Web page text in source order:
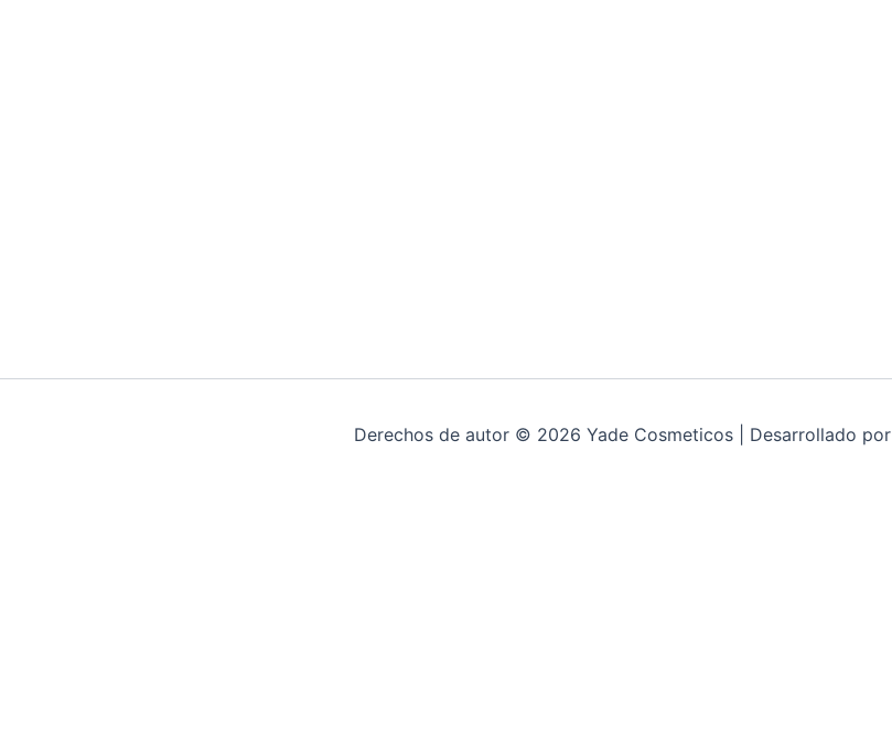
Derechos de autor © 2026 Yade Cosmeticos | Desarrollado por